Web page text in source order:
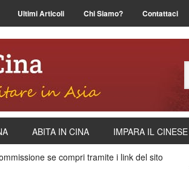
Ultimi Articoli Chi Siamo? Contattaci
ABITA IN CINA IMPARA IL CINESE
se compri tramite i link del sito